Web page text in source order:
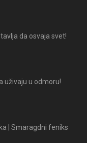
da osvaja svet!
uživaju u odmoru!
| Smaragdni feniks